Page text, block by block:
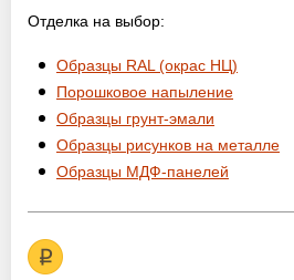
Отделка на выбор:
Образцы RAL (окрас НЦ)
Порошковое напыление
Образцы грунт-эмали
Образцы рисунков на металле
Образцы МДФ-панелей